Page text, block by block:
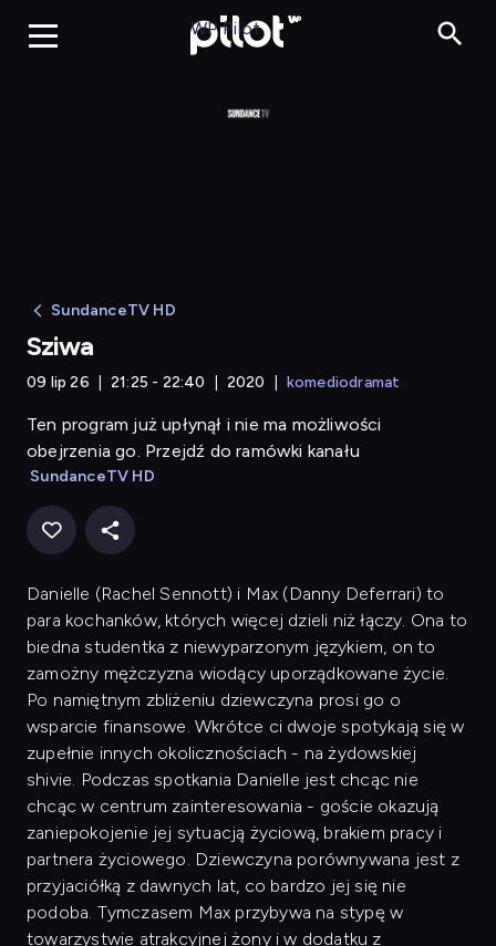
WP Pilot
SundanceTV HD
Sziwa
09 lip 26 21:25 - 22:40 2020 komediodramat
Ten program już upłynął i nie ma możliwości
obejrzenia go. Przejdź do ramówki kanału
SundanceTV HD
Danielle (Rachel Sennott) i Max (Danny Deferrari) to
para kochanków, których więcej dzieli niż łączy. Ona to
biedna studentka z niewyparzonym językiem, on to
zamożny mężczyzna wiodący uporządkowane życie.
Po namiętnym zbliżeniu dziewczyna prosi go o
wsparcie finansowe. Wkrótce ci dwoje spotykają się w
zupełnie innych okolicznościach - na żydowskiej
shivie. Podczas spotkania Danielle jest chcąc nie
chcąc w centrum zainteresowania - goście okazują
zaniepokojenie jej sytuacją życiową, brakiem pracy i
partnera życiowego. Dziewczyna porównywana jest z
przyjaciółką z dawnych lat, co bardzo jej się nie
podoba. Tymczasem Max przybywa na stypę w
towarzystwie atrakcyjnej żony i w dodatku z